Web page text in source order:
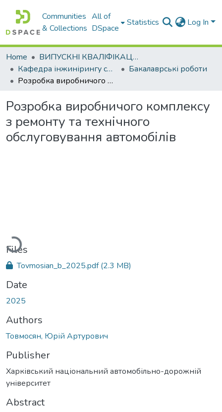
Communities
& Collections
All of
DSpace
Statistics Log In
Home
ВИПУСКНІ КВАЛІФІКАЦІЙНІ РОБОТИ
Кафедра інжинірингу систем автомобільного транспорту
Бакалаврські роботи
Розробка виробничого комплексу з ремонту та технічного обслуговування автомобілів
Розробка виробничого комплексу
з ремонту та технічного
обслуговування автомобілів
Loading...
Files
Tovmosian_b_2025.pdf(2.3 MB)
Date
2025
Authors
Товмосян, Юрій Артурович
Publisher
Харківський національний автомобільно-дорожній
університет
Abstract